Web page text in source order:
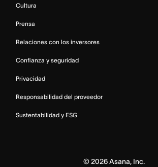
Cultura
Prensa
Relaciones con los inversores
Confianza y seguridad
Privacidad
Responsabilidad del proveedor
Sustentabilidad y ESG
© 2026Asana, Inc.